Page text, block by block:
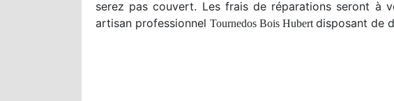
serez pas couvert. Les frais de réparations seront à
artisan professionnel Tournedos Bois Hubert disposant de